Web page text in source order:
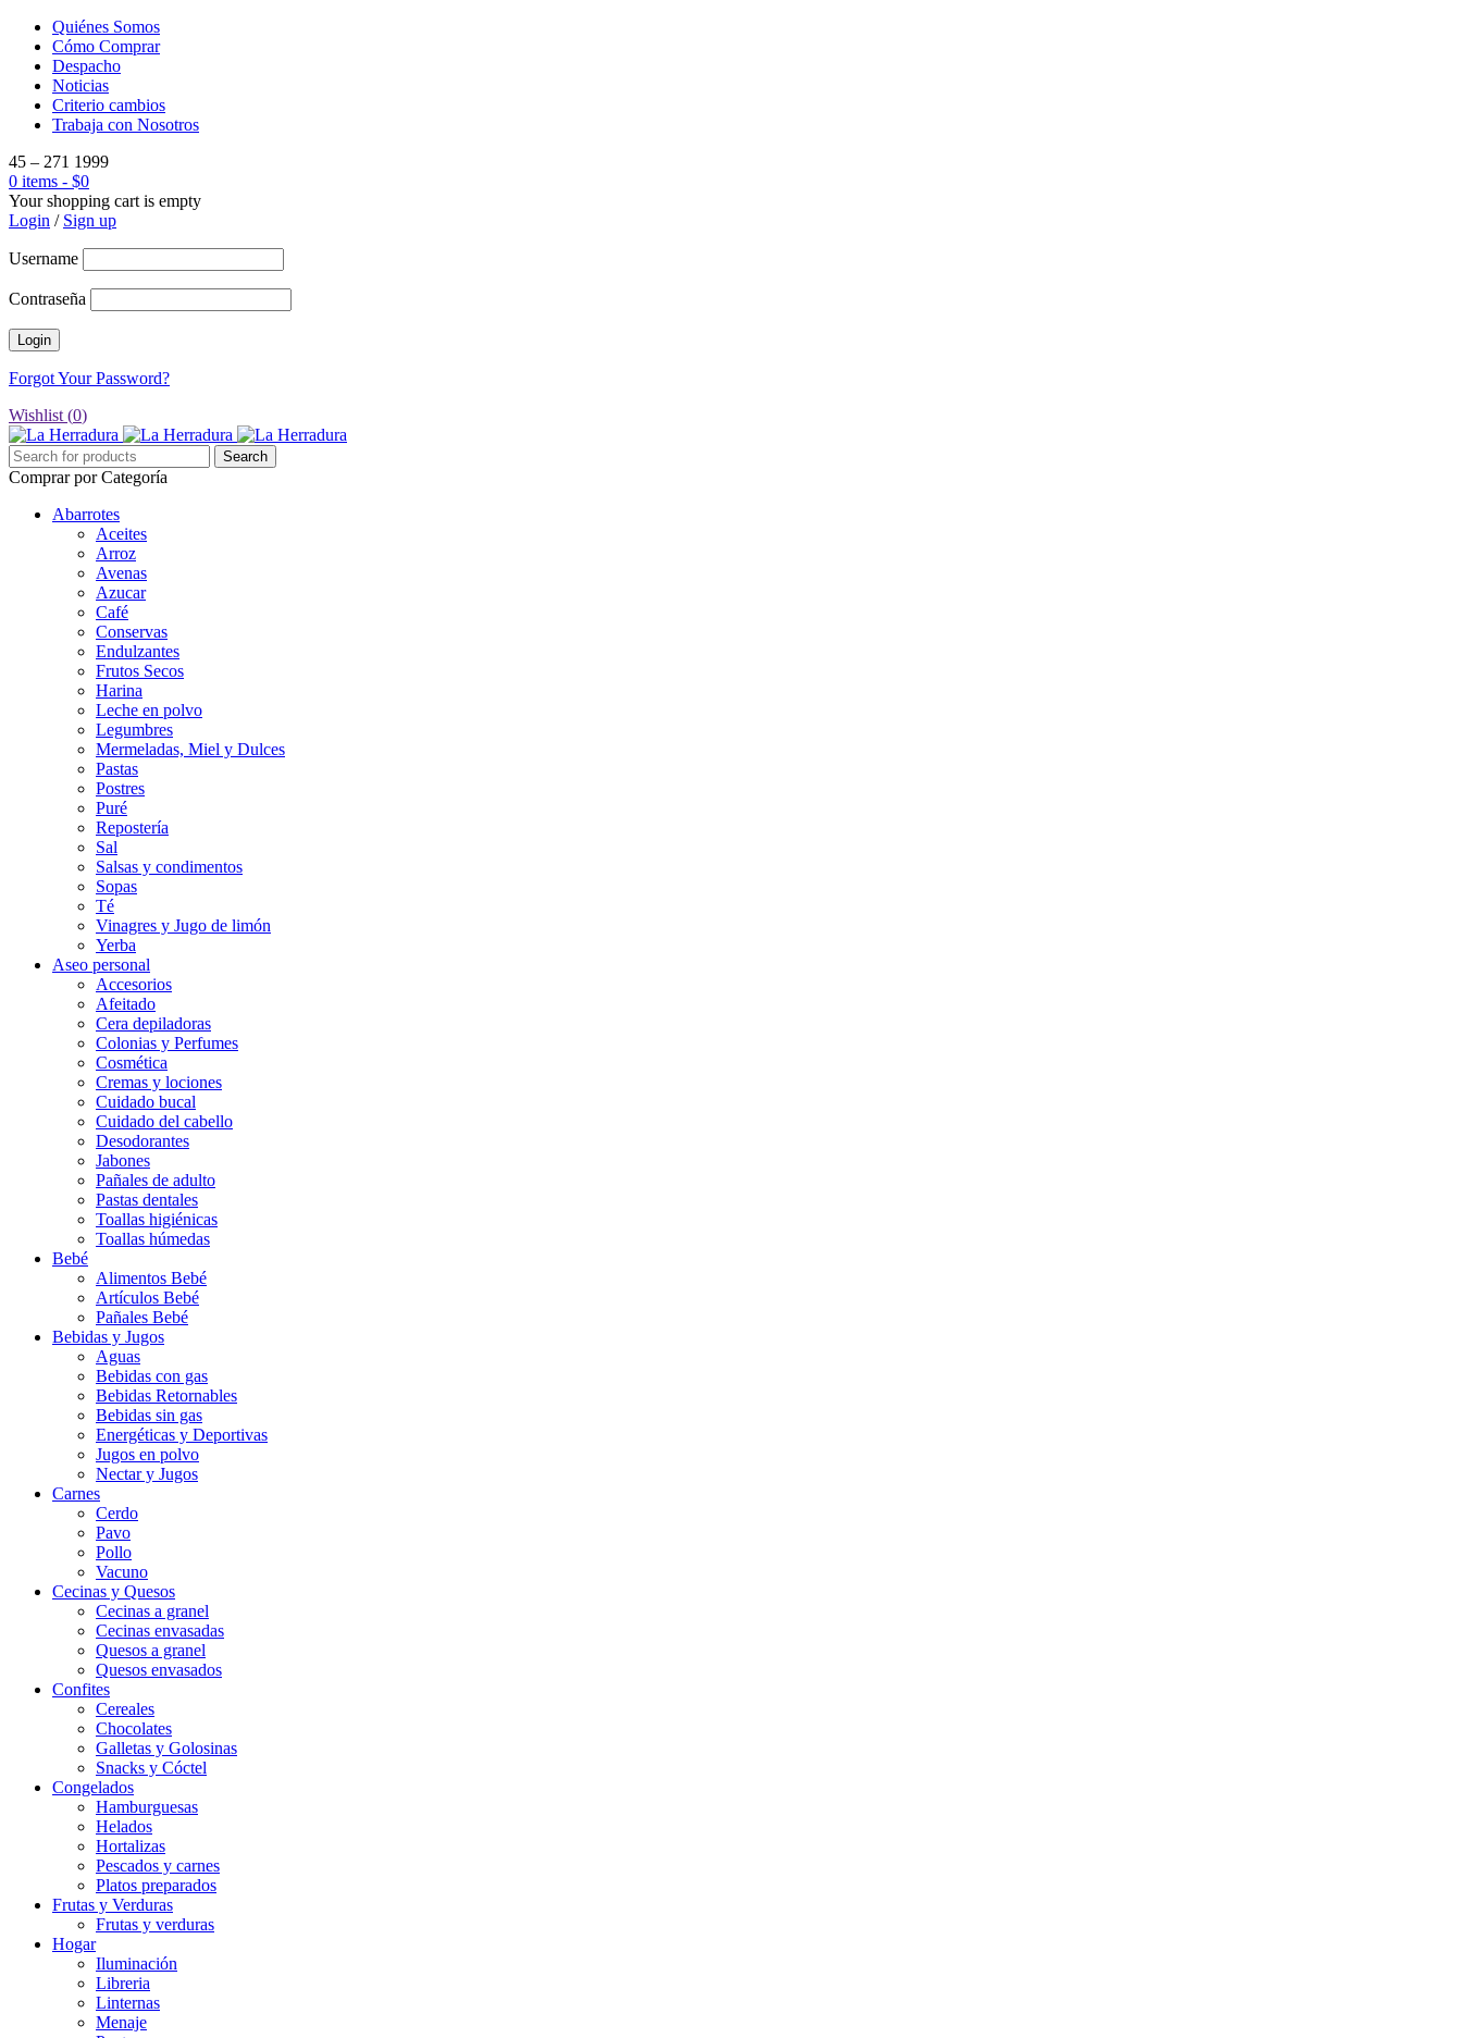
Quiénes Somos
Cómo Comprar
Despacho
Noticias
Criterio cambios
Trabaja con Nosotros
45 – 271 1999
0 items - $0
Your shopping cart is empty
Login / Sign up
Username
Contraseña
Forgot Your Password?
Wishlist (0)
Comprar por Categoría
Abarrotes
Aceites
Arroz
Avenas
Azucar
Café
Conservas
Endulzantes
Frutos Secos
Harina
Leche en polvo
Legumbres
Mermeladas, Miel y Dulces
Pastas
Postres
Puré
Repostería
Sal
Salsas y condimentos
Sopas
Té
Vinagres y Jugo de limón
Yerba
Aseo personal
Accesorios
Afeitado
Cera depiladoras
Colonias y Perfumes
Cosmética
Cremas y lociones
Cuidado bucal
Cuidado del cabello
Desodorantes
Jabones
Pañales de adulto
Pastas dentales
Toallas higiénicas
Toallas húmedas
Bebé
Alimentos Bebé
Artículos Bebé
Pañales Bebé
Bebidas y Jugos
Aguas
Bebidas con gas
Bebidas Retornables
Bebidas sin gas
Energéticas y Deportivas
Jugos en polvo
Nectar y Jugos
Carnes
Cerdo
Pavo
Pollo
Vacuno
Cecinas y Quesos
Cecinas a granel
Cecinas envasadas
Quesos a granel
Quesos envasados
Confites
Cereales
Chocolates
Galletas y Golosinas
Snacks y Cóctel
Congelados
Hamburguesas
Helados
Hortalizas
Pescados y carnes
Platos preparados
Frutas y Verduras
Frutas y verduras
Hogar
Iluminación
Libreria
Linternas
Menaje